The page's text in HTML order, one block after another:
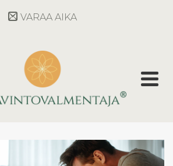
VARAA AIKA